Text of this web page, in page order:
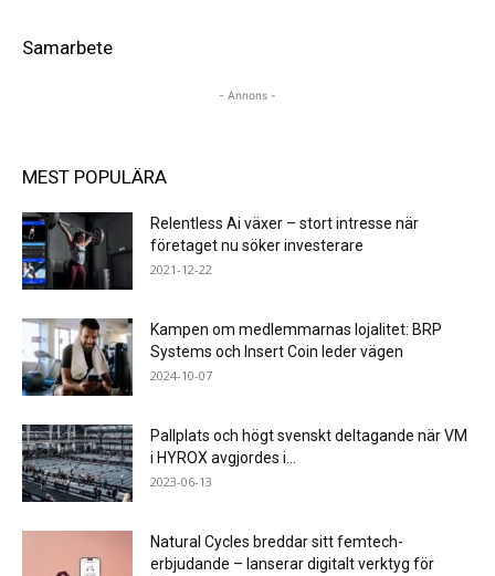
Samarbete
- Annons -
MEST POPULÄRA
Relentless Ai växer – stort intresse när
företaget nu söker investerare
2021-12-22
Kampen om medlemmarnas lojalitet: BRP
Systems och Insert Coin leder vägen
2024-10-07
Pallplats och högt svenskt deltagande när VM
i HYROX avgjordes i...
2023-06-13
Natural Cycles breddar sitt femtech-
erbjudande – lanserar digitalt verktyg för